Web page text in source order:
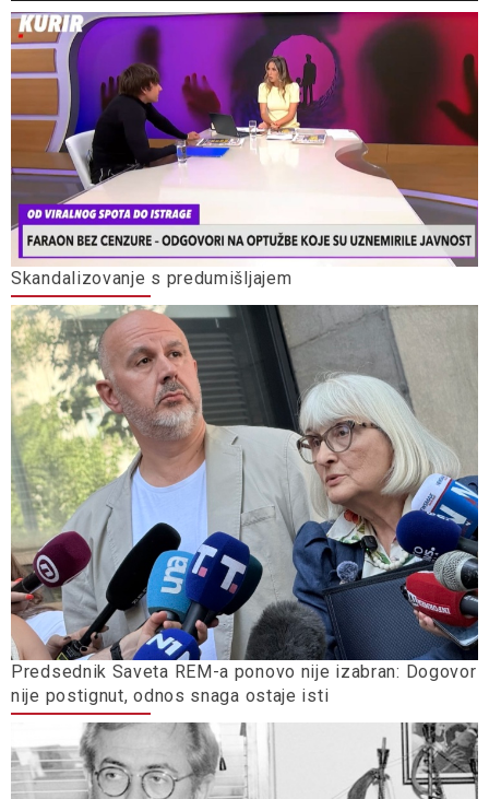
Skandalizovanje s predumišljajem
Predsednik Saveta REM-a ponovo nije izabran: Dogovor
nije postignut, odnos snaga ostaje isti